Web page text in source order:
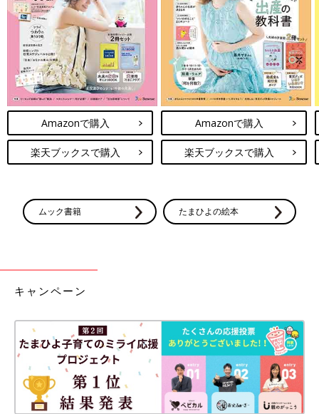
Amazonで購入
楽天ブックスで購入
Amazonで購入
楽天ブックスで購入
ムック書籍 たまひよの絵本
キャンペーン